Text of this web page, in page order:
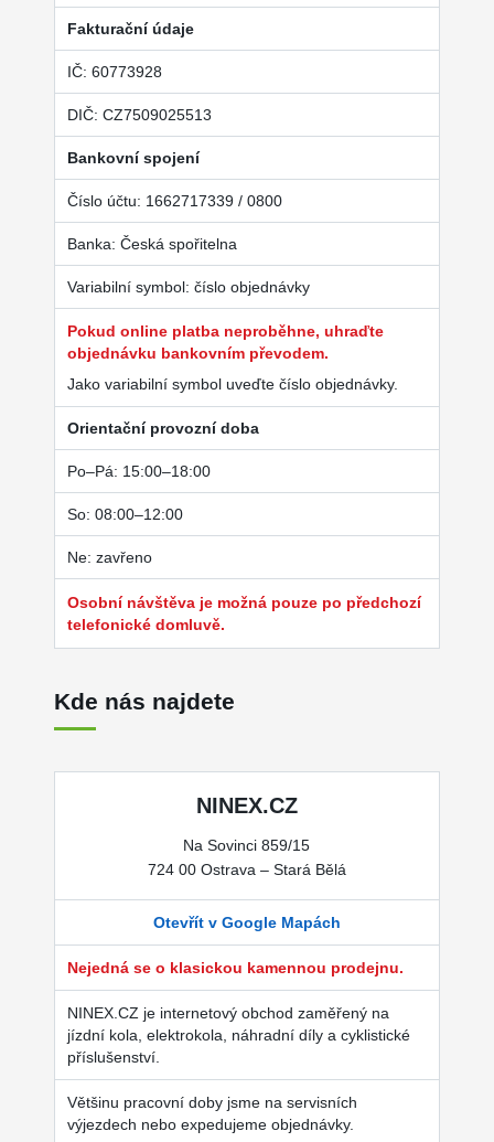
Fakturační údaje
IČ: 60773928
DIČ: CZ7509025513
Bankovní spojení
Číslo účtu: 1662717339 / 0800
Banka: Česká spořitelna
Variabilní symbol: číslo objednávky
Pokud online platba neproběhne, uhraďte
objednávku bankovním převodem.
Jako variabilní symbol uveďte číslo objednávky.
Orientační provozní doba
Po–Pá: 15:00–18:00
So: 08:00–12:00
Ne: zavřeno
Osobní návštěva je možná pouze po předchozí
telefonické domluvě.
Kde nás najdete
NINEX.CZ
Na Sovinci 859/15
724 00 Ostrava – Stará Bělá
Otevřít v Google Mapách
Nejedná se o klasickou kamennou prodejnu.
NINEX.CZ je internetový obchod zaměřený na
jízdní kola, elektrokola, náhradní díly a cyklistické
příslušenství.
Většinu pracovní doby jsme na servisních
výjezdech nebo expedujeme objednávky.